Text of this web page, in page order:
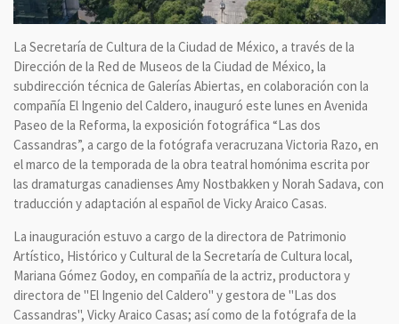
La Secretaría de Cultura de la Ciudad de México, a través de la
Dirección de la Red de Museos de la Ciudad de México, la
subdirección técnica de Galerías Abiertas, en colaboración con la
compañía El Ingenio del Caldero, inauguró este lunes en Avenida
Paseo de la Reforma, la exposición fotográfica “Las dos
Cassandras”, a cargo de la fotógrafa veracruzana Victoria Razo, en
el marco de la temporada de la obra teatral homónima escrita por
las dramaturgas canadienses Amy Nostbakken y Norah Sadava, con
traducción y adaptación al español de Vicky Araico Casas.
La inauguración estuvo a cargo de la directora de Patrimonio
Artístico, Histórico y Cultural de la Secretaría de Cultura local,
Mariana Gómez Godoy, en compañía de la actriz, productora y
directora de "El Ingenio del Caldero" y gestora de "Las dos
Cassandras", Vicky Araico Casas; así como de la fotógrafa de la